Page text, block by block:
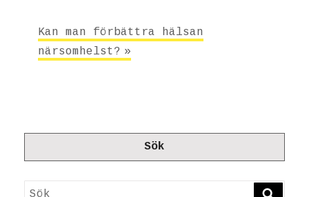
Kan man förbättra hälsan
närsomhelst?
Sök
Sök